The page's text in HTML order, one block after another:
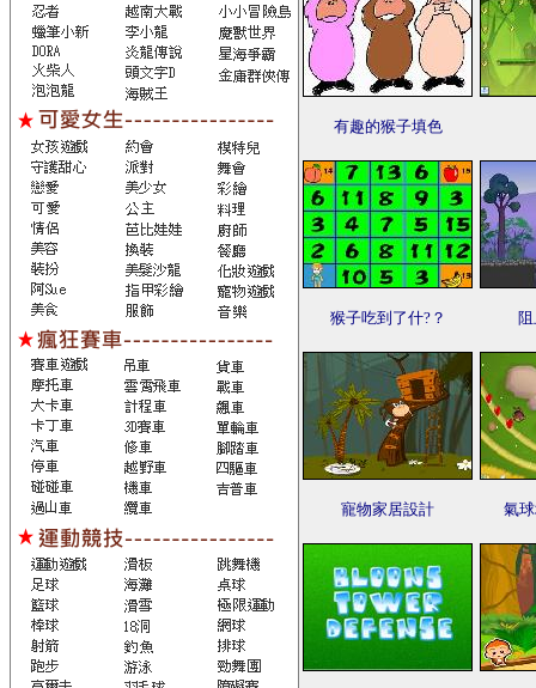
有趣的猴子填色
猴子吃到了什?？
寵物家居設計 氣